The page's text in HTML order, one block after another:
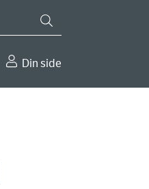
Din side